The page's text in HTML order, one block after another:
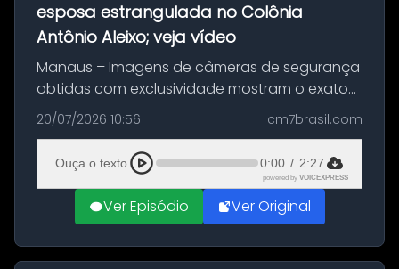
esposa estrangulada no Colônia
Antônio Aleixo; veja vídeo
Manaus – Imagens de câmeras de segurança
obtidas com exclusividade mostram o exato
momento da fuga do principal suspeito da
morte de Larissa Araújo, de 28 anos. O crime
ocorreu na noite deste último d...
20/07/2026 10:56 cm7brasil.com
Ouça o texto 0:00 / 2:27
powered by VOICEXPRESS
Ver Episódio Ver Original